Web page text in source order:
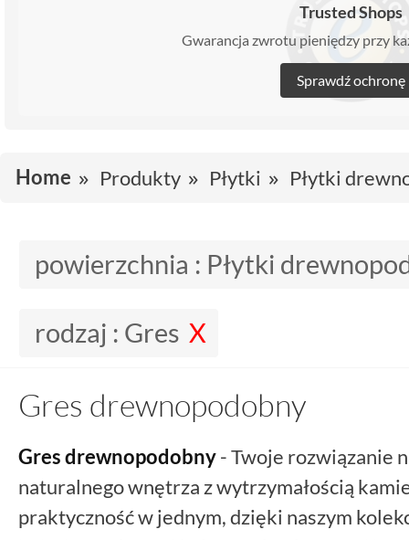
Trusted Shops
Gwarancja zwrotu pieniędzy przy
Sprawdź ochronę
Home Produkty Płytki Płytki
powierzchnia : Płytki
rodzaj : Gres
Gres drewnopodobny
Gres drewnopodobny- Twoje rozwiązanie
naturalnego wnętrza z wytrzymałością
praktyczność w jednym, dzięki naszym